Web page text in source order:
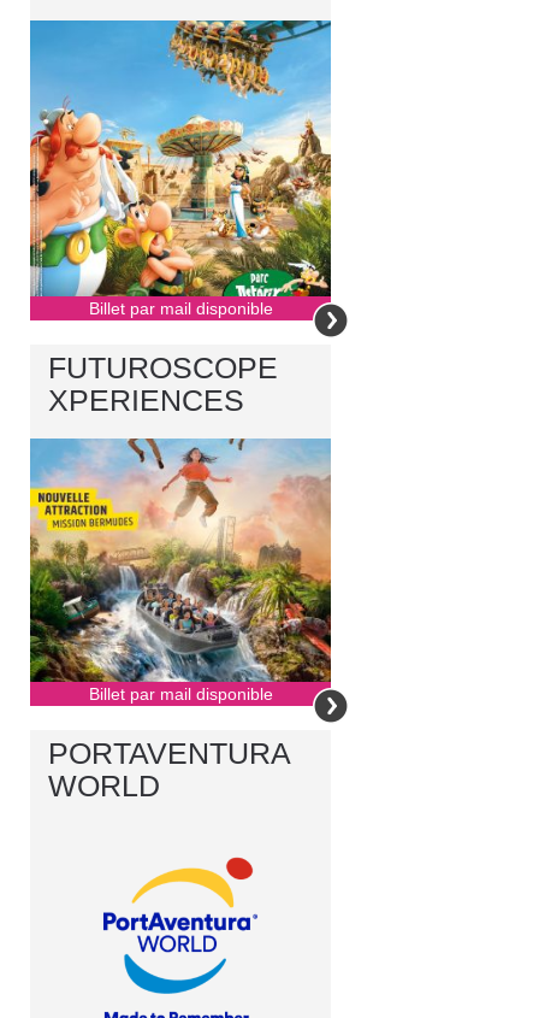
Billet par mail disponible
Billet par mail disponible
FUTUROSCOPE
XPERIENCES
PORTAVENTURA
WORLD